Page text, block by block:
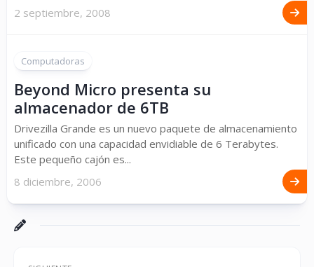
2 septiembre, 2008
Computadoras
Beyond Micro presenta su
almacenador de 6TB
Drivezilla Grande es un nuevo paquete de almacenamiento
unificado con una capacidad envidiable de 6 Terabytes.
Este pequeño cajón es...
8 diciembre, 2006